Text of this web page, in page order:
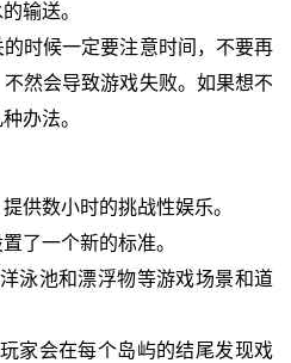
输送。
时候一定要注意时间，不要再
然会导致游戏失败。如果想不
办法。
供数小时的挑战性娱乐。
了一个新的标准。
泳池和漂浮物等游戏场景和道
家会在每个岛屿的结尾发现戏